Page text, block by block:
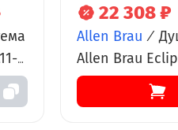
22 308 ₽
Allen Brau /
Allen Brau
31,
черный